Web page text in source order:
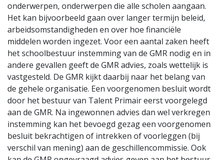
onderwerpen, onderwerpen die alle scholen aangaan.
Het kan bijvoorbeeld gaan over langer termijn beleid,
arbeidsomstandigheden en over hoe financiële
middelen worden ingezet. Voor een aantal zaken heeft
het schoolbestuur instemming van de GMR nodig en in
andere gevallen geeft de GMR advies, zoals wettelijk is
vastgesteld. De GMR kijkt daarbij naar het belang van
de gehele organisatie. Een voorgenomen besluit wordt
door het bestuur van Talent Primair eerst voorgelegd
aan de GMR. Na ingewonnen advies dan wel verkregen
instemming kan het bevoegd gezag een voorgenomen
besluit bekrachtigen of intrekken of voorleggen (bij
verschil van mening) aan de geschillencommissie. Ook